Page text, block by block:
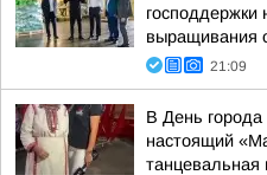
выращивания
21:09
В День города
настоящий
танцевальная